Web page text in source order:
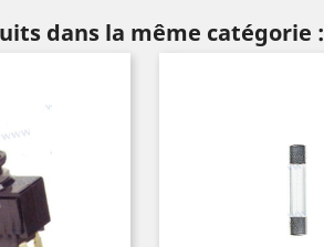
dans la même catégorie :